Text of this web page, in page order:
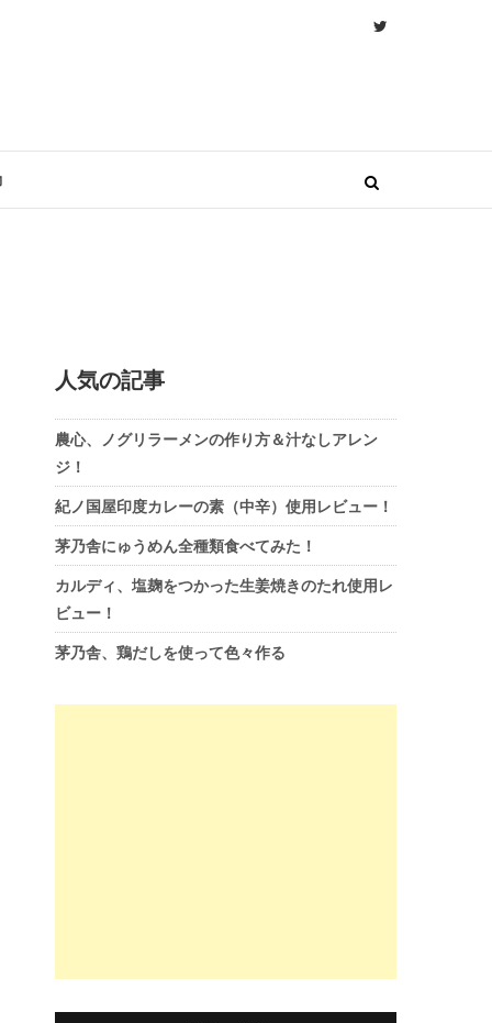
人気の記事
農心、ノグリラーメンの作り方＆汁なしアレン
ジ！
紀ノ国屋印度カレーの素（中辛）使用レビュー！
茅乃舎にゅうめん全種類食べてみた！
カルディ、塩麹をつかった生姜焼きのたれ使用レ
ビュー！
茅乃舎、鶏だしを使って色々作る